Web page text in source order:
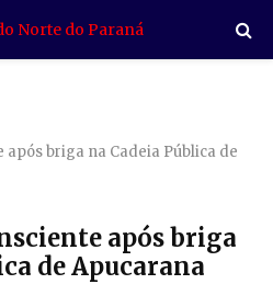
briga na Cadeia Pública de
após briga
de Apucarana